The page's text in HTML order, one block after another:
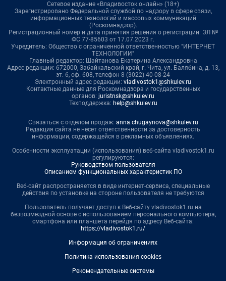
Сетевое издание «Владивосток онлайн» (18+)
Зарегистрировано Федеральной службой по надзору в сфере связи,
информационных технологий и массовых коммуникаций
(Роскомнадзор).
Регистрационный номер и дата принятия решения о регистрации: ЭЛ №
ФС 77-85603 от 17.07.2023 г.
Учредитель: Общество с ограниченной ответственностью "ИНТЕРНЕТ
ТЕХНОЛОГИИ"
Главный редактор: Шайтанова Екатерина Александровна
Адрес редакции: 672000, Забайкальский край, г. Чита, ул. Балябина, д. 13,
эт. 6, оф. 608, телефон 8 (3022) 40-08-24
Электронный адрес редакции: vladivostok1@shkulev.ru
Контактные данные для Роскомнадзора и государственных
органов: juristnsk@shkulev.ru
Техподдержка: help@shkulev.ru
Связаться с отделом продаж: anna.chugaynova@shkulev.ru
Редакция сайта не несет ответственности за достоверность
информации, содержащейся в рекламных объявлениях.
Особенности эксплуатации (использования) веб-сайта vladivostok1.ru
регулируются:
Руководством пользователя
Описанием функциональных характеристик ПО
Веб-сайт распространяется в виде интернет-сервиса, специальные
действия по установке на стороне пользователя не требуются
Пользователь получает доступ к Веб-сайту vladivostok1.ru на
безвозмездной основе с использованием персонального компьютера,
смартфона или планшета перейдя по адресу Веб-сайта:
https://vladivostok1.ru/
Информация об ограничениях
Политика использования cookies
Рекомендательные системы